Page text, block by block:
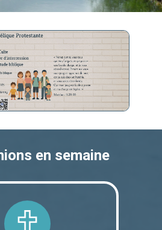
en semaine